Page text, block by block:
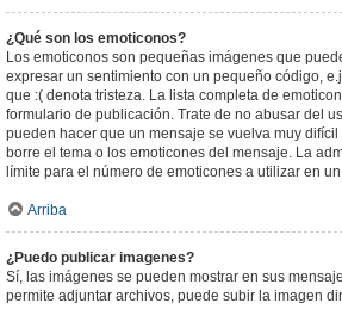
¿Qué son los emoticonos?
Los emoticonos son pequeñas imágenes que
expresar un sentimiento con un pequeño código,
que :( denota tristeza. La lista completa de
formulario de publicación. Trate de no abusar del
pueden hacer que un mensaje se vuelva muy
borre el tema o los emoticones del mensaje. La
límite para el número de emoticones a utilizar en
Arriba
¿Puedo publicar imagenes?
Sí, las imágenes se pueden mostrar en sus
permite adjuntar archivos, puede subir la imagen